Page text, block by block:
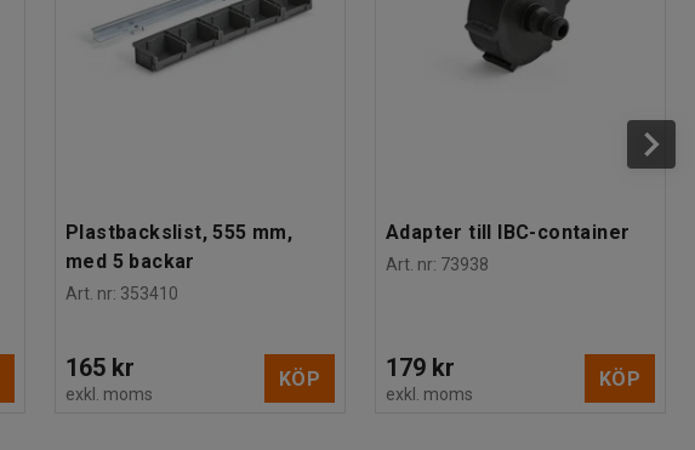
Plastbackslist, 555 mm,
med 5 backar
Art. nr: 353410
165 kr
exkl. moms
KÖP
Adapter till IBC-container
Art. nr: 73938
179 kr
exkl. moms
KÖP